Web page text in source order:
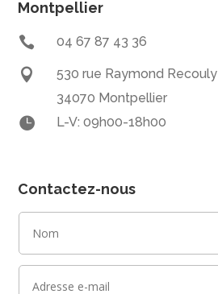
Montpellier
 04 67 87 43 36

530 rue Raymond Recouly
34070 Montpellier
 L-V: 09h00-18h00
Contactez-nous